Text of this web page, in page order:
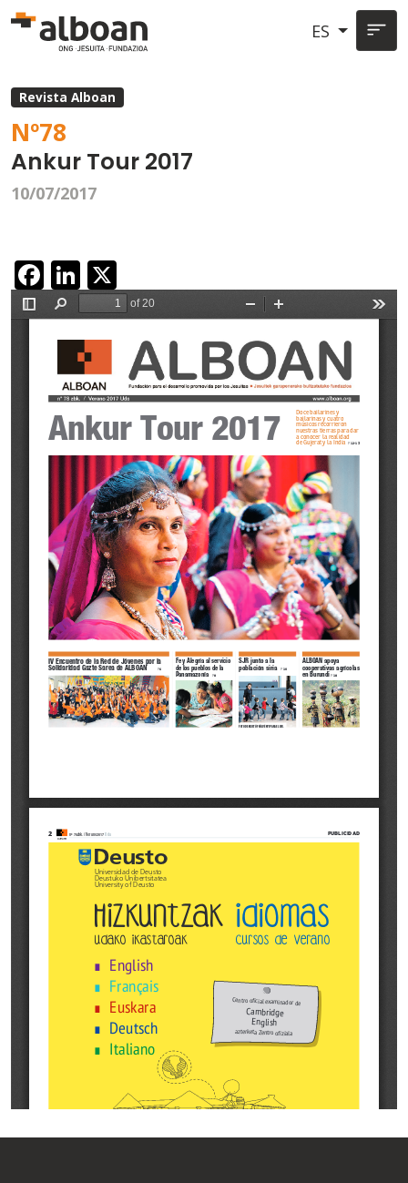
Pasar al contenido principal
ES
Revista Alboan
Nº78
Ankur Tour 2017
10/07/2017
Facebook
LinkedIn